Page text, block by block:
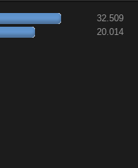
32.509
20.014